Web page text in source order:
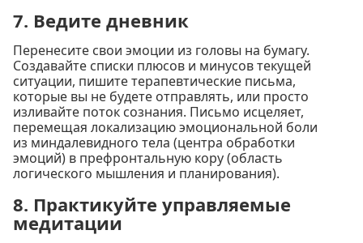
7. Ведите дневник
Перенесите свои эмоции из головы на бумагу.
Создавайте списки плюсов и минусов текущей
ситуации, пишите терапевтические письма,
которые вы не будете отправлять, или просто
изливайте поток сознания. Письмо исцеляет,
перемещая локализацию эмоциональной боли
из миндалевидного тела (центра обработки
эмоций) в префронтальную кору (область
логического мышления и планирования).
8. Практикуйте управляемые
медитации